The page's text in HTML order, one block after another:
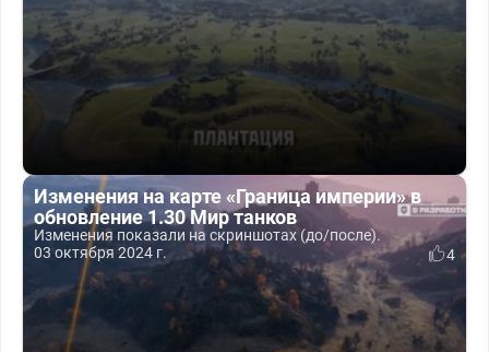
Изменения на карте «Граница империи» в
обновление 1.30 Мир танков
Изменения показали на скриншотах (до/после).
03 октября 2024 г.
4